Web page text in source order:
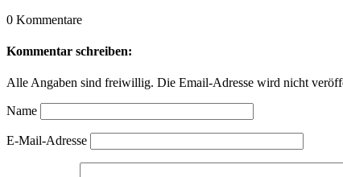
0 Kommentare
Kommentar schreiben:
Alle Angaben sind freiwillig. Die Email-Adresse wird nicht
Name
E-Mail-Adresse